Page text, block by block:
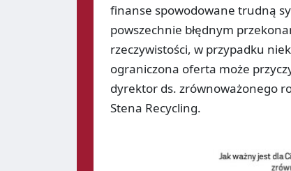
finanse spowodowane trudną
powszechnie błędnym
rzeczywistości, w przypadku
ograniczona oferta może
dyrektor ds. zrównoważonego
Stena Recycling.